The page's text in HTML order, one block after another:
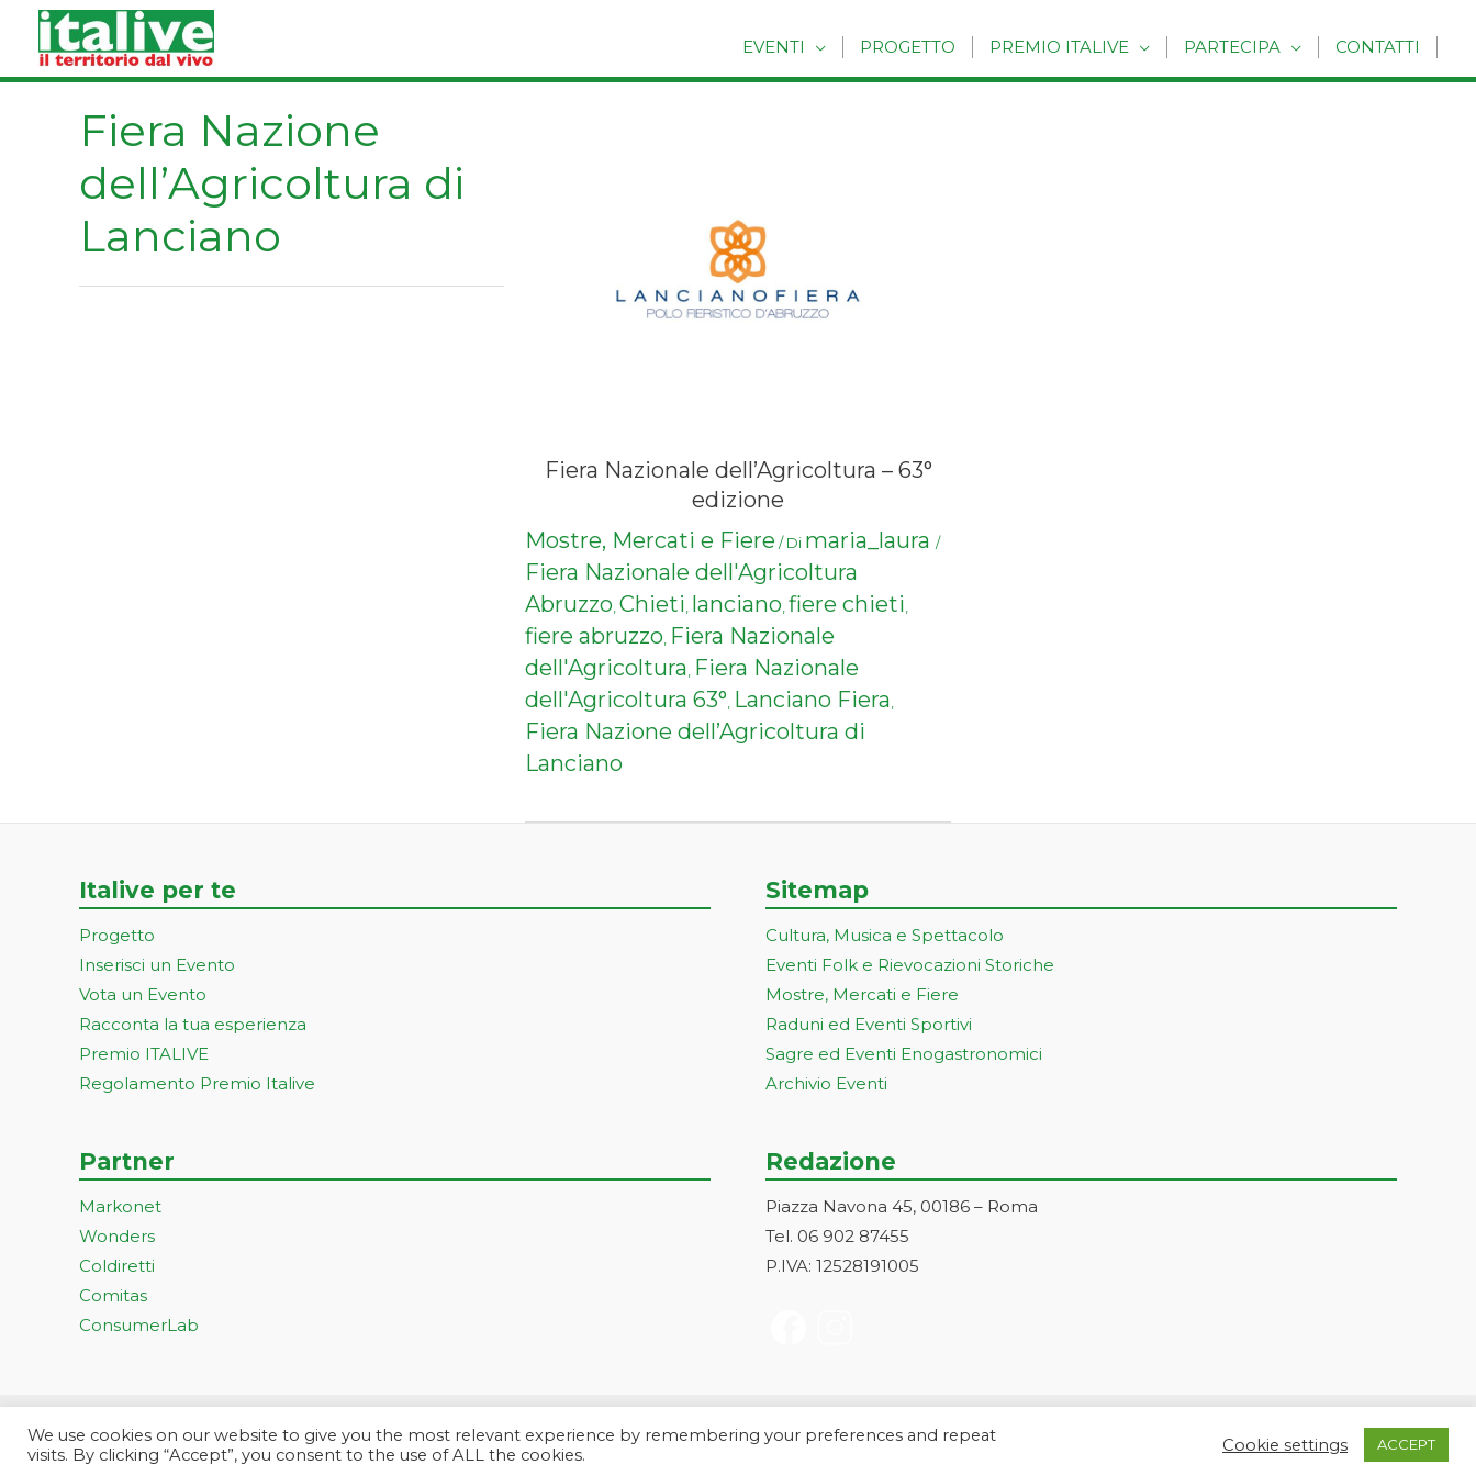
contenuto
EVENTI PROGETTO PREMIO ITALIVE PARTECIPA CONTATTI
Fiera Nazione
dell’Agricoltura di
Lanciano
Fiera Nazionale dell’Agricoltura – 63°
edizione
Mostre, Mercati e Fiere / Di maria_laura /
Fiera Nazionale dell'Agricoltura
Abruzzo,Chieti, lanciano,fiere chieti,
fiere abruzzo, Fiera Nazionale
dell'Agricoltura, Fiera Nazionale
dell'Agricoltura 63°, Lanciano Fiera,
Fiera Nazione dell’Agricoltura di
Lanciano
Italive per te
Progetto
Inserisci un Evento
Vota un Evento
Racconta la tua esperienza
Premio ITALIVE
Regolamento Premio Italive
Partner
Markonet
Wonders
Coldiretti
Comitas
ConsumerLab
Sitemap
Cultura, Musica e Spettacolo
Eventi Folk e Rievocazioni Storiche
Mostre, Mercati e Fiere
Raduni ed Eventi Sportivi
Sagre ed Eventi Enogastronomici
Archivio Eventi
Redazione
Piazza Navona 45, 00186 – Roma
Tel. 06 902 87455
P.IVA: 12528191005
Progetto ideato e gestito dalla Markonet srl - Piazza Navona 45, 00186 Roma | PI e CF: 12528191005 | markonetsrl@pec.it |
We use cookies on our website to give you the most relevant experience by remembering your preferences and repeat
visits. By clicking “Accept”, you consent to the use of ALL the cookies.
Cookie settings ACCEPT